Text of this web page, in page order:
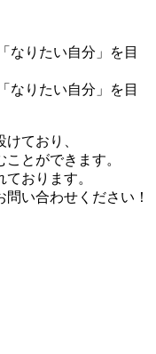
ており、
とができます。
おります。
い合わせください！